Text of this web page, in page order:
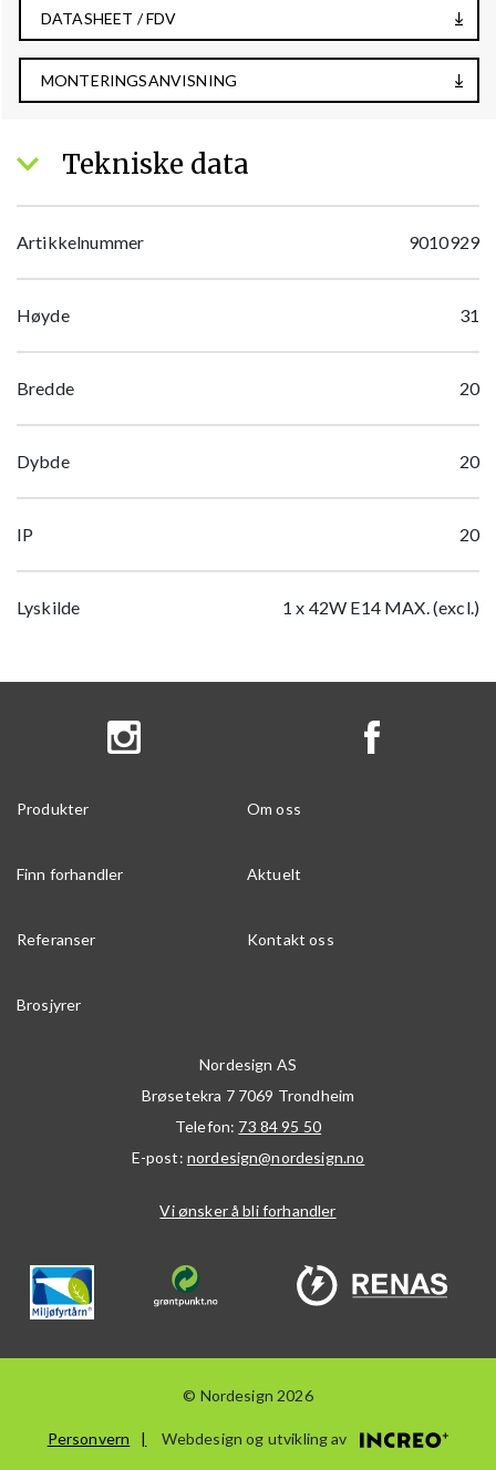
DATASHEET / FDV
MONTERINGSANVISNING
Tekniske data
Artikkelnummer 9010929
Høyde 31
Bredde 20
Dybde 20
IP 20
Lyskilde 1 x 42W E14 MAX. (excl.)
Produkter Om oss
Finn forhandler Aktuelt
Referanser Kontakt oss
Brosjyrer
Nordesign AS
Brøsetekra 7 7069 Trondheim
Telefon: 73 84 95 50
E-post: nordesign@nordesign.no
Vi ønsker å bli forhandler
© Nordesign 2026
Personvern Webdesign og utvikling av